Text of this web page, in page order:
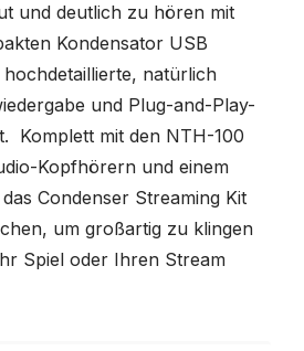
und deutlich zu hören mit
Kondensator USB
natürlich
und Plug-and-Play-
Komplett mit den NTH-100
Kopfhörern und einem
Condenser Streaming Kit
um großartig zu klingen
Spiel oder Ihren Stream